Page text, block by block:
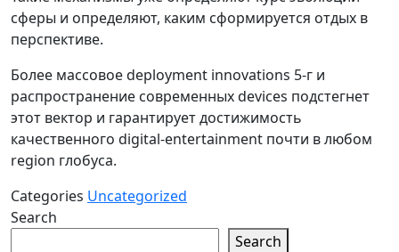
сферы и определяют, каким сформируется отдых в
перспективе.
Более массовое deployment innovations 5-г и
распространение современных devices подстегнет
этот вектор и гарантирует достижимость
качественного digital-entertainment почти в любом
region глобуса.
Categories Uncategorized
Search
Search